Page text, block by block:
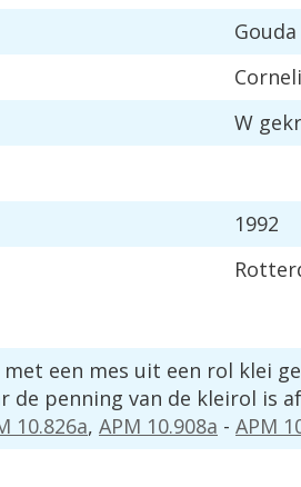
Gouda
W
1992
met een mes uit een rol klei
de penning van de kleirol is
10.826a, APM 10.908a - APM